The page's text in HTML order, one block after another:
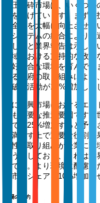
水圧破砕市場は、いくつ
長を遂げています。まず
安全性を大幅に向上させ
視システムの統合により
上したと業界報告は示し
地域における支持的な政
に好都合な環境を育んで
する政府の取り組みによ
圧破砕活動が15%増加しま
特に新興市場におけるエ
りも重要な推進要因です
までに25%増加すると予
を満たす上で重要な役割
能性の取り組みが企業に
よう促しており、これは
のです。より環境に配慮
で市場シェアを10%増加さ
市場の制約